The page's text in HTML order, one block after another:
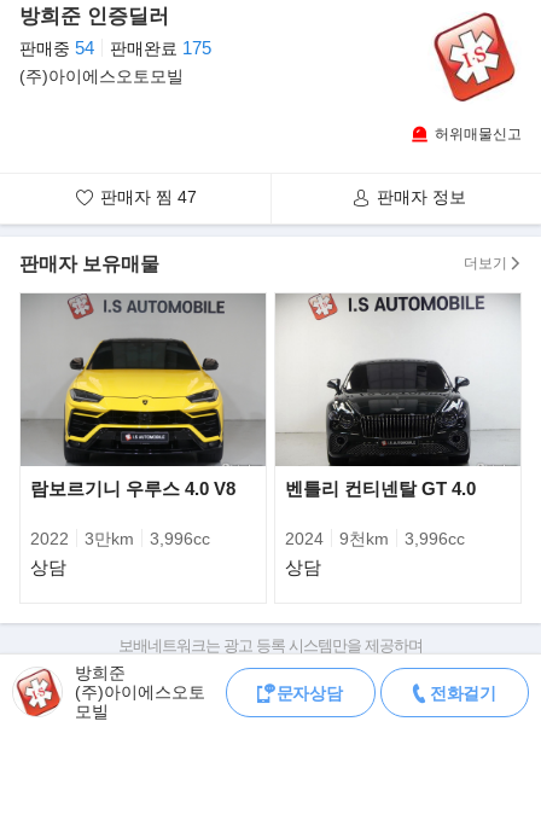
▶본 차량상태..
- 정식출고
- 무사고 운행
- 깔끔하게 관리된 내/외관 보유
등..
▶판매자의 한마디
100% 실매물만을 취급하는 주식회사 아이에스 오토모빌 입니다.
㈜아이에스 오토모빌은 모든 상품용 차량이 전시장 입고전 충분한
시운전, 경정비, 전수검사를 통하여 광고,운영 하고 있습니다.
서울 서초 오토갤러리(수입차전시장), 서울 강서 등촌매매단지(국
산차전시장), 경기 수원 SK V1(수입,국산전시장) 3개의 오프라인 전
시장을 운영하고 있으며
리스,할부 등 금융상품을 고객님의 눈높이에 맞춰 최소한의 금리로
도움 드리고 있습니다.
춰져 있습니다.
또, 고객님께서 소유하고 계신 차량과 대차, 위탁판매 모두 가능합
니다.
전시,광고 차량에 대하여 관련서류 팩스,문자 받아 보실수 있으니
방희준 인증딜러
판매중 54 판매완료 175
(주)아이에스오토모빌
허위매물신고
판매자 찜 47 판매자 정보
판매자 보유매물 더보기
람보르기니 우루스 4.0 V8
2022 3만km 3,996cc
상담
벤틀리 컨티넨탈 GT 4.0
2024 9천km 3,996cc
상담
방희준
(주)아이에스오토
모빌
문자상담 전화걸기
보배네트워크는 광고 등록 시스템만을 제공하며
판매자가 직접 등록한 내용에 대한 모든 책임은 판매자에게 있습니다.
차량 구매 시 차량등록증, 성능점검기록부, 실제 차량 상태,
차대번호 조회로 직접 정보를 확인하세요.